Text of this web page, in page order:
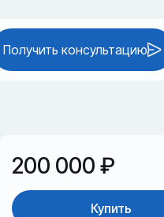
Получить консультацию
200 000 ₽
Купить